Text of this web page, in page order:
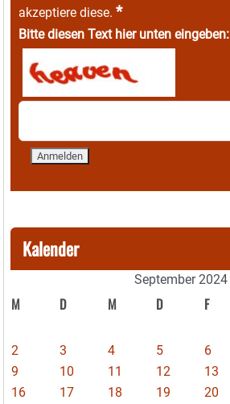
akzeptiere diese. *
Bitte diesen Text hier unten eingeben:
Kalender
September 2024
M D M D F
2
3 4 5 6
9
10 11 12 13
16
17 18 19 20